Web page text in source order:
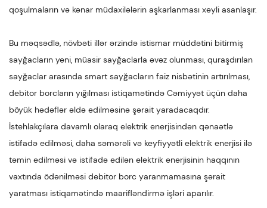
qoşulmaların və kənar müdaxilələrin aşkarlanması xeyli asanlaşır.
Bu məqsədlə, növbəti illər ərzində istismar müddətini bitirmiş
sayğacların yeni, müasir sayğaclarla əvəz olunması, quraşdırılan
sayğaclar arasında smart sayğacların faiz nisbətinin artırılması,
debitor borcların yığılması istiqamətində Cəmiyyət üçün daha
böyük hədəflər əldə edilməsinə şərait yaradacaqdır.
İstehlakçılara davamlı olaraq elektrik enerjisindən qənaətlə
istifadə edilməsi, daha səmərəli və keyfiyyətli elektrik enerjisi ilə
təmin edilməsi və istifadə edilən elektrik enerjisinin haqqının
vaxtında ödənilməsi debitor borc yaranmamasına şərait
yaratması istiqamətində maarifləndirmə işləri aparılır.